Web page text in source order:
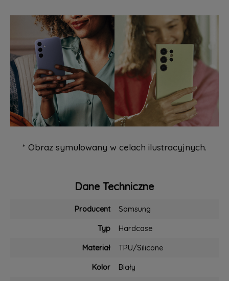
* Obraz symulowany w celach ilustracyjnych.
Dane Techniczne
Producent
Samsung
Typ
Hardcase
Materiał
TPU/Silicone
Kolor
Biały